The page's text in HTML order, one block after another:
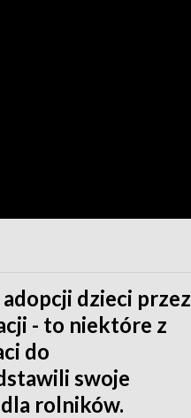
adopcji dzieci przez
- to niektóre z
do
swoje
dla rolników.